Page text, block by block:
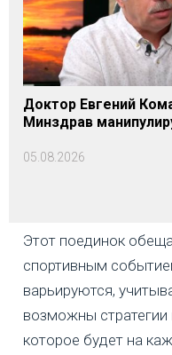
Доктор Евгений
Минздрав
05.08.2026
Этот поединок
спортивным
варьируются,
возможны стратегии
которое будет на